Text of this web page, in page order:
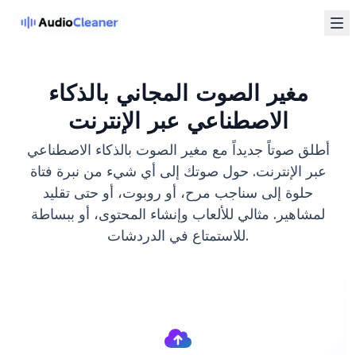
مغير الصوت المجاني بالذكاء
الاصطناعي عبر الإنترنت
أطلق صوتاً جديداً مع مغير الصوت بالذكاء الاصطناعي
عبر الإنترنت. حول صوتك إلى أي شيء من نبرة فتاة
حلوة إلى سناجب مرح، أو روبوت، أو حتى تقليد
لمشاهير. مثالي للألعاب وإنشاء المحتوى، أو ببساطة
للاستمتاع في الدردشات.